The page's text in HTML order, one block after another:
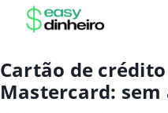
Cartão de
Mastercard: